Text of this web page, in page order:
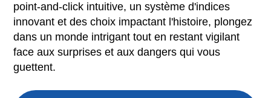
point-and-click intuitive, un système d'indices
innovant et des choix impactant l'histoire, plongez
dans un monde intrigant tout en restant vigilant
face aux surprises et aux dangers qui vous
guettent.